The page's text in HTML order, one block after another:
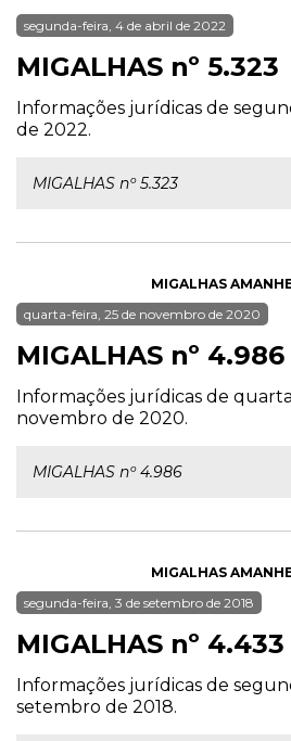
segunda-feira, 4 de abril de 2022
MIGALHAS nº 5.323
Informações jurídicas de
de 2022.
MIGALHAS nº 5.323
MIGALHAS
quarta-feira, 25 de novembro de 2020
MIGALHAS nº 4.986
Informações jurídicas de
novembro de 2020.
MIGALHAS nº 4.986
MIGALHAS
segunda-feira, 3 de setembro de 2018
MIGALHAS nº 4.433
Informações jurídicas de
setembro de 2018.